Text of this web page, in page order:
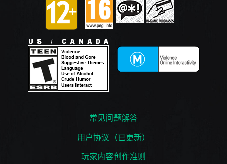
常见问题解答
用户协议（已更新）
玩家内容创作准则